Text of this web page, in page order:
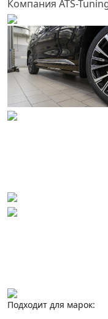
Подходит для марок: